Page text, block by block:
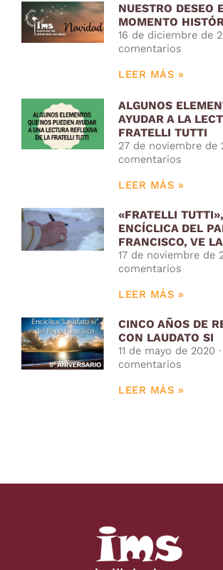
NUESTRO DESEO
MOMENTO
16 de diciembre de
comentarios
LEER MÁS »
ALGUNOS
AYUDAR A LA
FRATELLI TUTTI
27 de noviembre de
comentarios
LEER MÁS »
«FRATELLI
ENCÍCLICA DEL
FRANCISCO, VE
17 de noviembre de
comentarios
LEER MÁS »
CINCO AÑOS DE
CON LAUDATO SI
11 de mayo de 2020
comentarios
LEER MÁS »